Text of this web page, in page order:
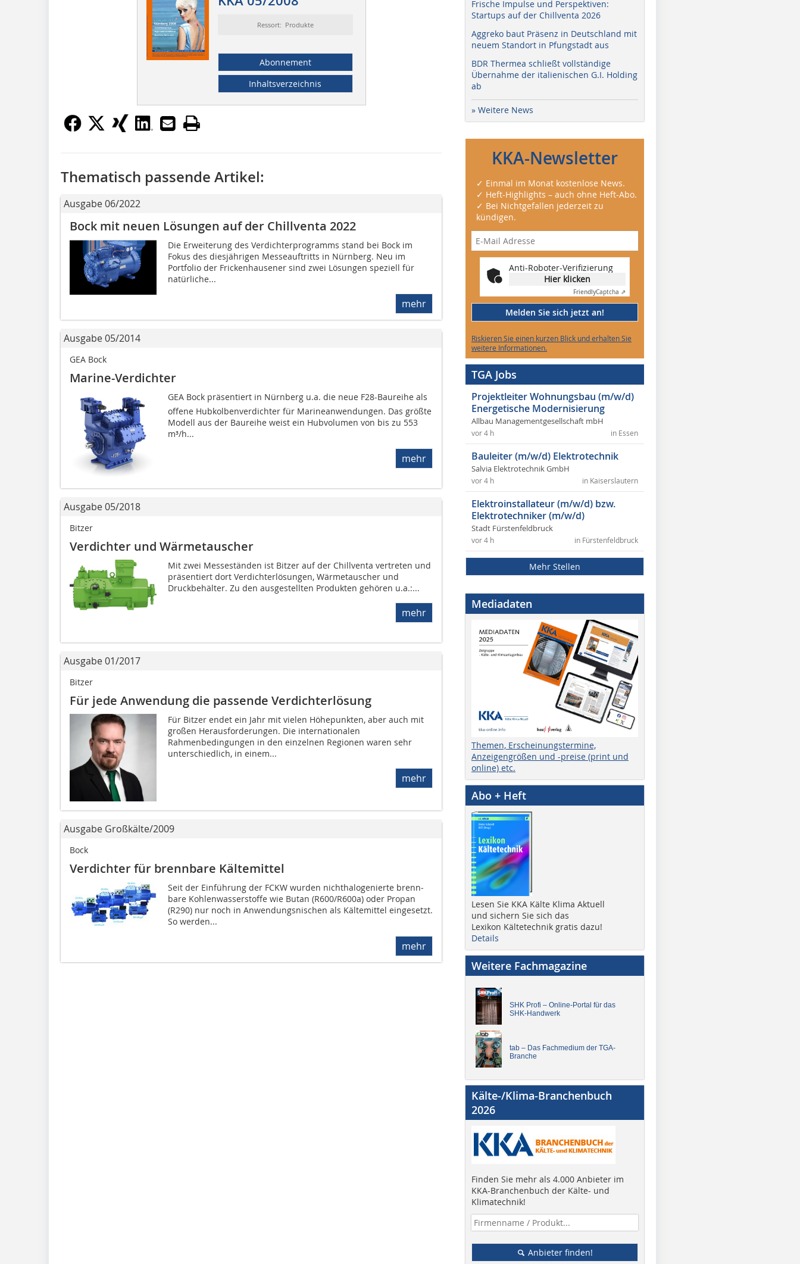
Ressort: Produkte
Abonnement
Inhaltsverzeichnis
Thematisch passende Artikel:
Ausgabe 06/2022
Bock mit neuen Lösungen auf der Chillventa 2022
Die Erweiterung des Verdichterprogramms stand bei Bock im
Fokus des diesjährigen Messeauftritts in Nürnberg. Neu im
Portfolio der ­Frickenhausener sind zwei Lösungen speziell für
natürliche...
mehr
Ausgabe 05/2014
GEA Bock
Marine-Verdichter
GEA Bock präsentiert in Nürnberg u.a. die neue F28-Baureihe als
offene Hubkolbenverdichter für Marineanwendungen. Das größte
Modell aus der Baureihe weist ein Hubvolumen von bis zu 553
m³/h...
mehr
Ausgabe 05/2018
Bitzer
Verdichter und Wärmetauscher
Mit zwei Messeständen ist Bitzer auf der Chillventa vertreten und
präsentiert dort Verdichterlösungen, Wärmetauscher und
Druckbehälter. Zu den ausgestellten Produkten gehören u.a.:...
mehr
Ausgabe 01/2017
Bitzer
Für jede Anwendung die passende Verdichterlösung
Für Bitzer endet ein Jahr mit vielen Höhepunkten, aber auch mit
großen Herausforderungen. Die internationalen
Rahmenbedingungen in den einzelnen Regionen waren sehr
unterschiedlich, in einem...
mehr
Ausgabe Großkälte/2009
Bock
Verdichter für brennbare Kältemittel
Seit der Einführung der FCKW wurden nichthalogenierte brenn­
bare Kohlenwasserstoffe wie Butan (R600/R600a) oder Propan
(R290) nur noch in Anwendungsnischen als Kältemittel eingesetzt.
So werden...
mehr
Frische Impulse und Perspektiven:
Startups auf der Chillventa 2026
Aggreko baut Präsenz in Deutschland mit
neuem Standort in Pfungstadt aus
BDR Thermea schließt vollständige
Übernahme der italienischen G.I. Holding
ab
» Weitere News
KKA-Newsletter
✓ Einmal im Monat kostenlose News.
✓ Heft-Highlights – auch ohne Heft-Abo.
✓ Bei Nichtgefallen jederzeit zu
kündigen.
Anti-Roboter-Verifizierung
Hier klicken
FriendlyCaptcha ⇗
Melden Sie sich jetzt an!
Riskieren Sie einen kurzen Blick und erhalten Sie
weitere Informationen.
TGA Jobs
Projektleiter Wohnungsbau (m/w/d)
Energetische Modernisierung
Allbau Managementgesellschaft mbH
in Essen
vor 4 h
Bauleiter (m/w/d) Elektrotechnik
Salvia Elektrotechnik GmbH
in Kaiserslautern
vor 4 h
Elektroinstallateur (m/w/d) bzw.
Elektrotechniker (m/w/d)
Stadt Fürstenfeldbruck
in Fürstenfeldbruck
vor 4 h
Mehr Stellen
Mediadaten
Themen, Erscheinungstermine,
Anzeigengrößen und -preise (print und
online) etc.
Abo + Heft
Lesen Sie KKA Kälte Klima Aktuell
und sichern Sie sich das
Lexikon Kältetechnik gratis dazu!
Details
Weitere Fachmagazine
SHK Profi – Online-Portal für das
SHK-Handwerk
tab – Das Fachmedium der TGA-
Branche
Kälte-/Klima-Branchenbuch
2026
Finden Sie mehr als 4.000 Anbieter im
KKA-Branchenbuch der Kälte- und
Klimatechnik!
Anbieter finden!